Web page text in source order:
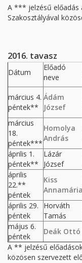
A *** jelzésű előadás
Szakosztályával
2016. tavasz
Dátum
Előadó
neve
március 4.
péntek**
Ádám
József
március
18.
péntek***
Homolya
András
április 1.
péntek**
Lázár
József
április
22.**
péntek
Kiss
Annamária
április 29.
péntek
Horváth
Tamás
május 6.
péntek
Deák Ottó
A ** jelzésű
közösen szervezett